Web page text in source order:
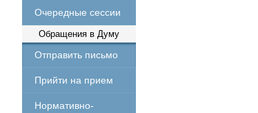
Очередные сессии
Обращения в Думу
Отправить письмо
Прийти на прием
Нормативно-